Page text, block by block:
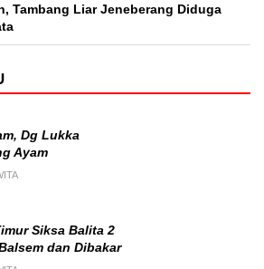
Tambang Liar Jeneberang Diduga
Dg Lukka
Ayam
Siksa Balita 2
dan Dibakar